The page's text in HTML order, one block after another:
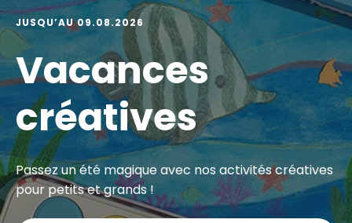
JUSQU’AU 09.08.2026
Vacances
créatives
Passez un été magique avec nos activités créatives
pour petits et grands !